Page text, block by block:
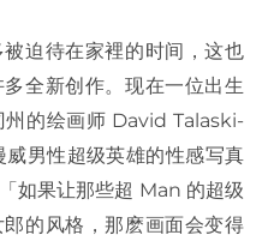
迫待在家裡的时间，这也
全新创作。现在一位出生
的绘画师 David Talaski-
男性超级英雄的性感写真
如果让那些超 Man 的超级
的风格，那麽画面会变得